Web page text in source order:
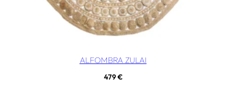
ALFOMBRA ZULAI
479€